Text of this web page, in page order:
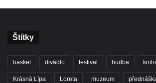
Štítky
basket divadlo festival hudba
Krásná Lípa Loreta muzeum